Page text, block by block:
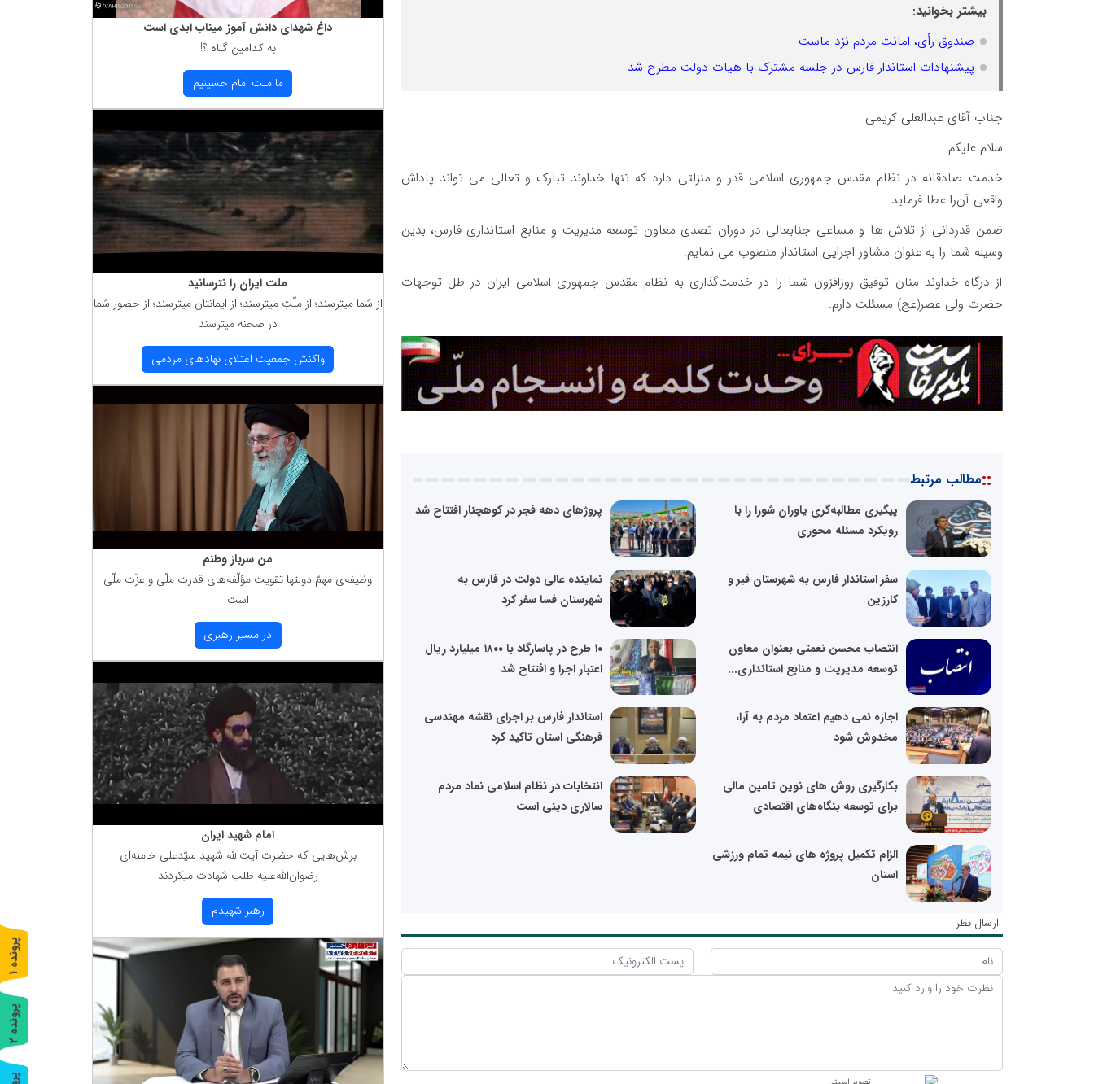
بیشتر بخوانید:
صندوق رأی، امانت مردم نزد ماست
پیشنهادات استاندار فارس در جلسه مشترک با هیات دولت مطرح شد
جناب آقای عبدالعلی کریمی
سلام علیکم
خدمت صادقانه در نظام مقدس جمهوری اسلامی قدر و منزلتی دارد که تنها خداوند تبارک و تعالی می تواند پاداش
واقعی آن‌را عطا فرماید.
ضمن قدردانی از تلاش ها و مساعی جنابعالی در دوران تصدی معاون توسعه مدیریت و منابع استانداری فارس، بدین
وسیله شما را به عنوان مشاور اجرایی استاندار منصوب می نمایم.
از درگاه خداوند منان توفیق روزافزون شما را در خدمت‌گذاری به نظام مقدس جمهوری اسلامی ایران در ظل توجهات
حضرت ولی عصر(عج) مسئلت دارم.
::مطالب مرتبط
پیگیری مطالبه‌گری یاوران شورا را با
رویکرد مسئله محوری
پروژهای دهه فجر در کوهچنار افتتاح شد
سفر استاندار فارس به شهرستان قیر و
کارزین
نماینده عالی دولت در فارس به
شهرستان فسا سفر کرد
انتصاب محسن نعمتی بعنوان معاون
توسعه مدیریت و منابع استانداری...
۱۰ طرح در پاسارگاد با ۱۸۰۰ میلیارد ریال
اعتبار اجرا و افتتاح شد
اجازه نمی دهیم اعتماد مردم به آرا،
مخدوش شود
استاندار فارس بر اجرای نقشه مهندسی
فرهنگی استان تاکید کرد
بکارگیری روش های نوین تامین مالی
برای توسعه بنگاه‌های اقتصادی
انتخابات در نظام اسلامی نماد مردم
سالاری دینی است
الزام تکمیل پروژه های نیمه تمام ورزشی
استان
ارسال نظر
داغ شهدای دانش آموز میناب ابدی است
به كدامین گناه ؟!
ما ملت امام حسینیم
ملت ایران را نترسانید
از شما میترسند؛ از ملّت میترسند؛ از ایمانتان میترسند؛ از حضور شما
در صحنه میترسند
واكنش جمعیت اعتلای نهادهای مردمی
من سرباز وطنم
وظیفه‌ی مهمّ دولتها تقویت مؤلّفه‌های قدرت ملّی و عزّت ملّی
است
در مسیر رهبری
امام شهید ایران
برش‌هایی كه حضرت آیت‌الله شهید سیّدعلی خامنه‌ای
رضوان‌الله‌علیه طلب شهادت میكردند
رهبر شهیدم
پ
ر
و
ن
د
ه
1
پ
ر
و
ن
د
ه
2